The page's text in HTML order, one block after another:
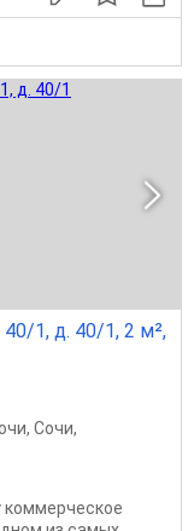
1, д. 40/1, 2 м²,
, Сочи,
коммерческое